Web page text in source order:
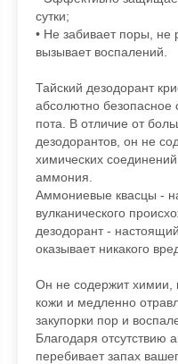
сутки;
• Не забивает поры, не
вызывает воспалений.
Тайский дезодорант
абсолютно безопасное
пота. В отличие от
дезодорантов, он не
химических
аммония.
Аммониевые квасцы -
вулканического
дезодорант -
оказывает никакого
Он не содержит химии,
кожи и медленно
закупорки пор и
Благодаря отсутствию
перебивает запах